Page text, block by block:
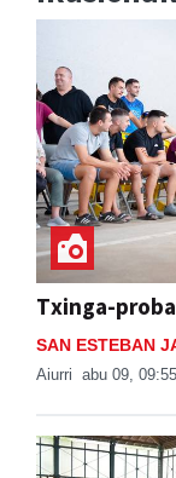
Txinga-
SAN ESTEBAN
Aiurri abu 09, 09:55